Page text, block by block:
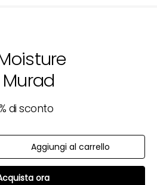
sul prodotto
di sconto
la quantità
Aggiungi al carrello
ora